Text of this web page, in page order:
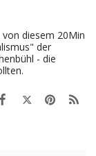
von diesem 20Min
der
- die